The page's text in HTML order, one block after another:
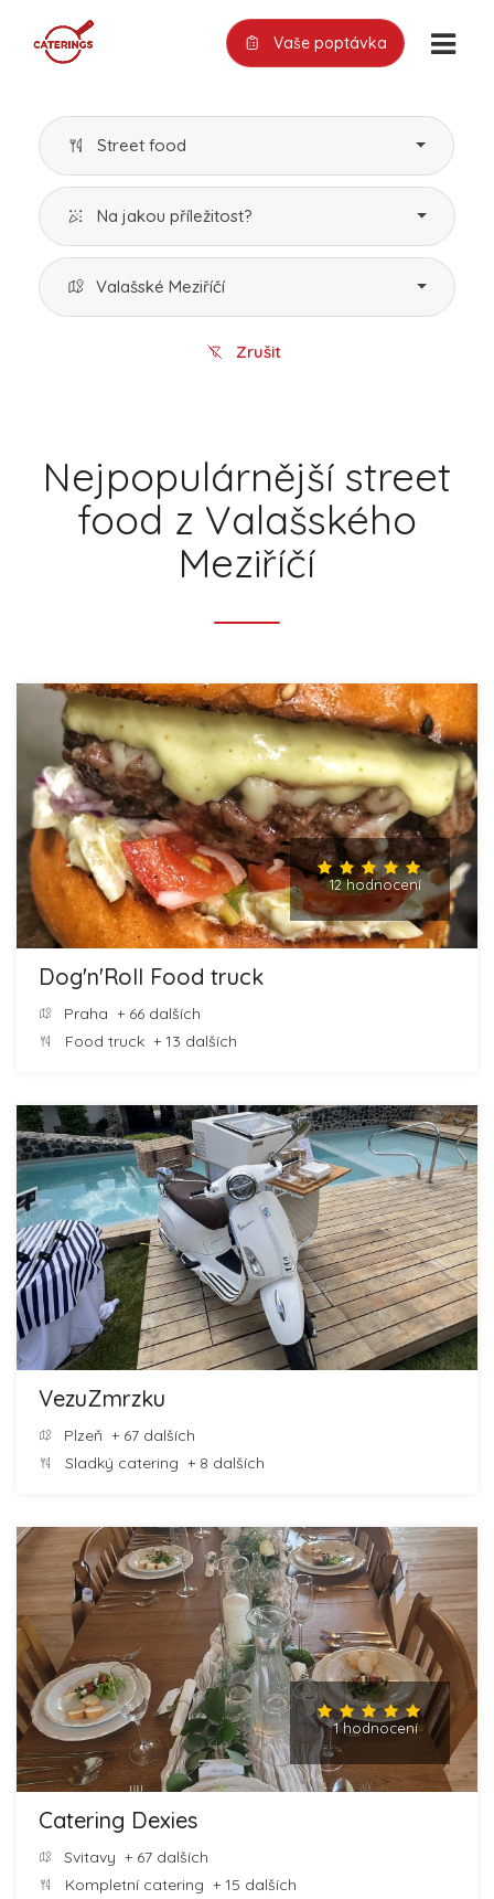
Vaše poptávka
Street food
Na jakou příležitost?
Valašské Meziříčí
Zrušit
Nejpopulárnější street
food z Valašského
Meziříčí
12 hodnocení
Dog'n'Roll Food truck
Praha + 66 dalších
Food truck + 13 dalších
VezuZmrzku
Plzeň + 67 dalších
Sladký catering + 8 dalších
1 hodnocení
Catering Dexies
Svitavy + 67 dalších
Kompletní catering + 15 dalších